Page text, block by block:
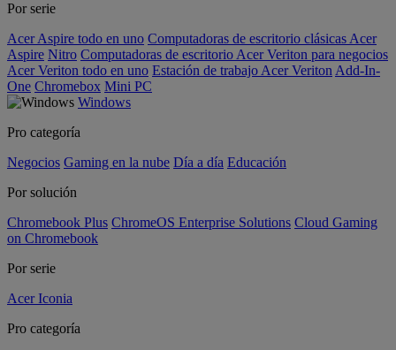
Por serie
Acer Aspire todo en uno Computadoras de escritorio clásicas Acer
Aspire Nitro Computadoras de escritorio Acer Veriton para negocios
Acer Veriton todo en uno Estación de trabajo Acer Veriton Add-In-
One Chromebox Mini PC
Windows
Pro categoría
Negocios Gaming en la nube Día a día Educación
Por solución
Chromebook Plus ChromeOS Enterprise Solutions Cloud Gaming
on Chromebook
Por serie
Acer Iconia
Pro categoría